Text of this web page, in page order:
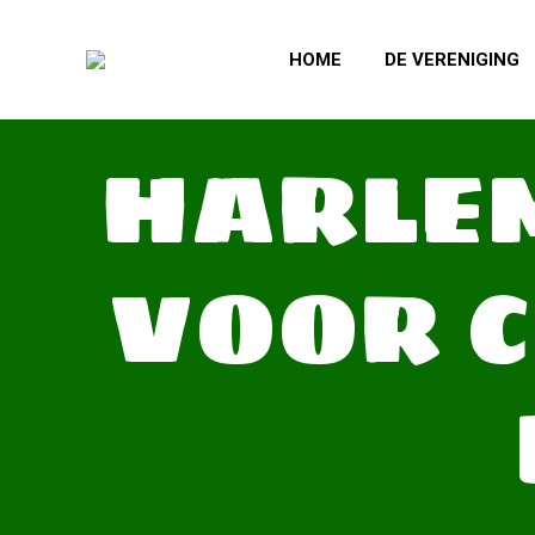
HOME DE VERENIGING
VOOR